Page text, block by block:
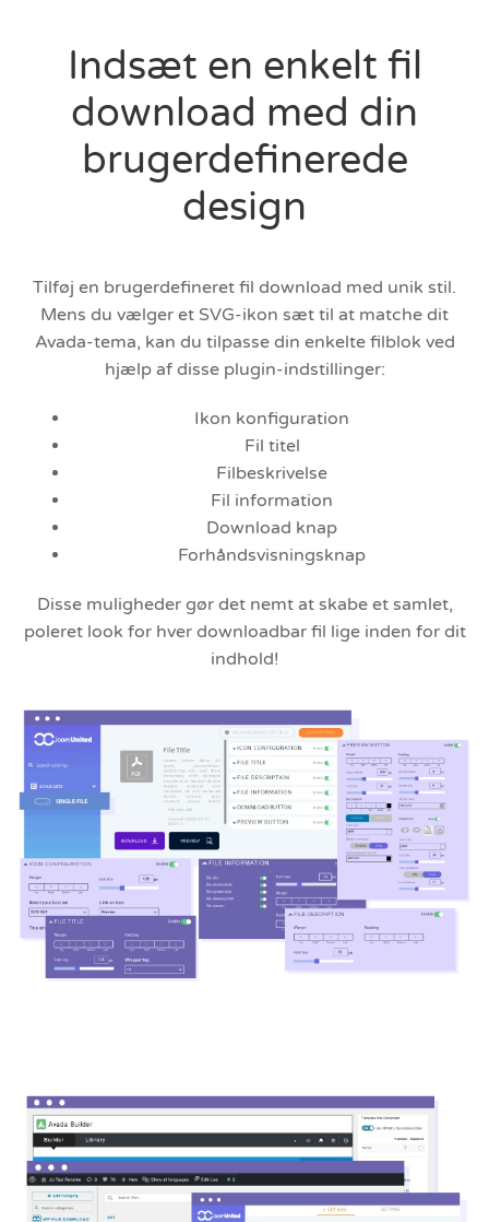
Indsæt en enkelt fil
download med din
brugerdefinerede
design
Tilføj en brugerdefineret fil download med unik stil.
Mens du vælger et SVG-ikon sæt til at matche dit
Avada-tema, kan du tilpasse din enkelte filblok ved
hjælp af disse plugin-indstillinger:
Ikon konfiguration
Fil titel
Filbeskrivelse
Fil information
Download knap
Forhåndsvisningsknap
Disse muligheder gør det nemt at skabe et samlet,
poleret look for hver downloadbar fil lige inden for dit
indhold!